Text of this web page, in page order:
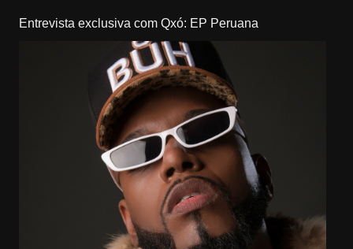
Entrevista exclusiva com Qxó: EP Peruana